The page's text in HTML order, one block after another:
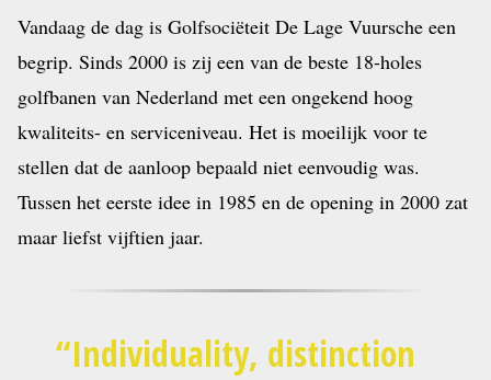
Vandaag de dag is Golfsociëteit De Lage Vuursche een
begrip. Sinds 2000 is zij een van de beste 18-holes
golfbanen van Nederland met een ongekend hoog
kwaliteits- en serviceniveau. Het is moeilijk voor te
stellen dat de aanloop bepaald niet eenvoudig was.
Tussen het eerste idee in 1985 en de opening in 2000 zat
maar liefst vijftien jaar.
Individuality, distinction